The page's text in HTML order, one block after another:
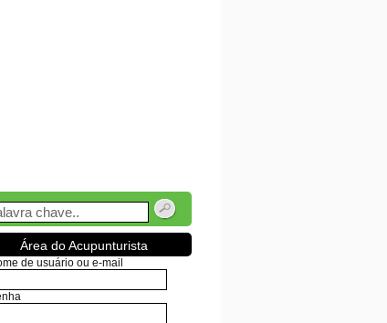
Área do Acupunturista
de usuário ou e-mail